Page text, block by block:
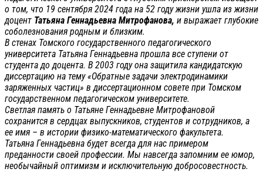
о том, что 19 сентября 2024 года на 52 году жизни ушла из жизни
доцент Татьяна Геннадьевна Митрофанова, и выражает глубокие
соболезнования родным и близким.
В стенах Томского государственного педагогического
университета Татьяна Геннадьевна прошла все ступени от
студента до доцента. В 2003 году она защитила кандидатскую
диссертацию на тему «Обратные задачи электродинамики
заряженных частиц» в диссертационном совете при Томском
государственном педагогическом университете.
Светлая память о Татьяне Геннадьевне Митрофановой
сохранится в сердцах выпускников, студентов и сотрудников, а
ее имя – в истории физико-математического факультета.
Татьяна Геннадьевна будет всегда для нас примером
преданности своей профессии. Мы навсегда запомним ее юмор,
необычайный оптимизм и исключительную добросовестность.